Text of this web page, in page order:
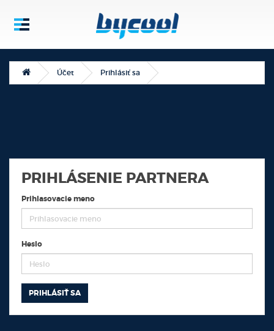
Účet Prihlásiť sa
PRIHLÁSENIE PARTNERA
Prihlasovacie meno
Heslo